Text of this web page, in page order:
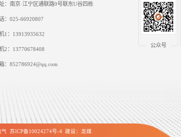
：南京·江宁区通联路9号联东U谷四栋
：025-66920807
1：13913935632
2：13770678408
：852786924@qq.com
公众号
气 苏ICP备10024274号-4 建设 ： 龙媒